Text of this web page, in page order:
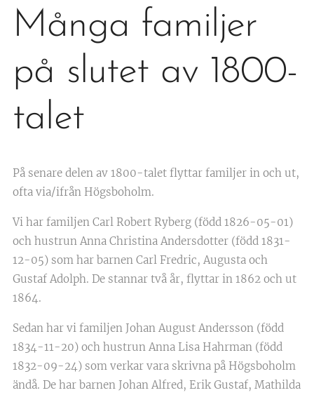
Många familjer
på slutet av 1800-
talet
På senare delen av 1800-talet flyttar familjer in och ut,
ofta via/ifrån Högsboholm.
Vi har familjen Carl Robert Ryberg (född 1826-05-01)
och hustrun Anna Christina Andersdotter (född 1831-
12-05) som har barnen Carl Fredric, Augusta och
Gustaf Adolph. De stannar två år, flyttar in 1862 och ut
1864.
Sedan har vi familjen Johan August Andersson (född
1834-11-20) och hustrun Anna Lisa Hahrman (född
1832-09-24) som verkar vara skrivna på Högsboholm
ändå. De har barnen Johan Alfred, Erik Gustaf, Mathilda